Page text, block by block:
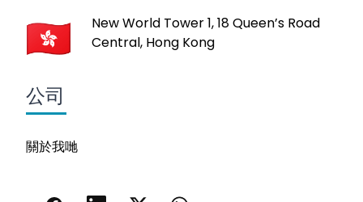
New World Tower 1, 18 Queen’s Road
Central, Hong Kong
公司
關於我哋